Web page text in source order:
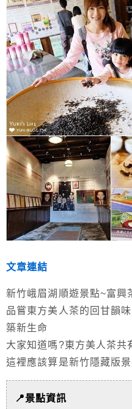
文章連結
新竹峨眉湖順遊景點~富興
品嘗東方美人茶的回甘韻
築新生命
大家知道嗎?東方美人茶共
這裡應該算是新竹隱藏版
📍景點資訊